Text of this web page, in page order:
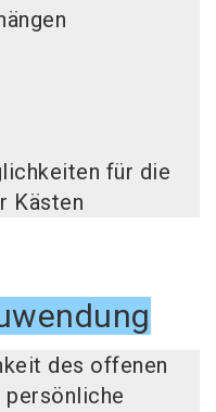
für die
Kästen
des offenen
persönliche